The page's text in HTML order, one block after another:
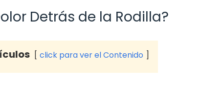
Detrás de la Rodilla?
click para ver el Contenido